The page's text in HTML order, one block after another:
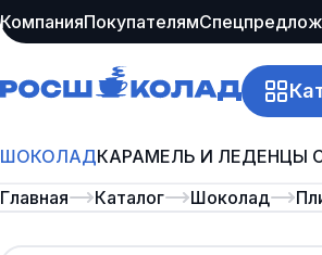
КомпанияПокупателям
ШОКОЛАДКАРАМЕЛЬ И ЛЕДЕНЦЫ
Главная
Каталог Шоколад